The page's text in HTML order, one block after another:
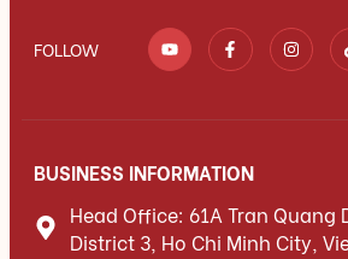
FOLLOW
BUSINESS INFORMATION
Head Office: 61A Tran Quang
District 3, Ho Chi Minh City,